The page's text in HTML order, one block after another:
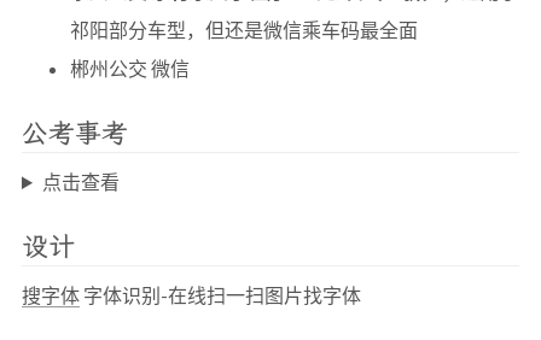
祁阳部分车型，但还是微信乘车码最全面
郴州公交 微信
公考事考
点击查看
设计
搜字体 字体识别-在线扫一扫图片找字体